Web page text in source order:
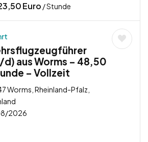
Euro / Stunde
aus Worms – 48,50
– Vollzeit
Worms, Rheinland-Pfalz,
2026